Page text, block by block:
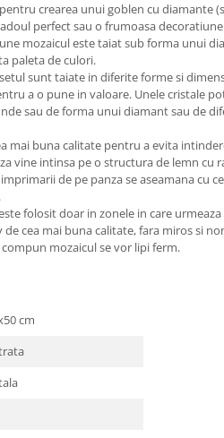
crearea unui goblen cu diamante
perfect sau o frumoasa
mozaicul este taiat sub forma unui
paleta de culori.
sunt taiate in diferite forme si
a o pune in valoare. Unele cristale
sau de forma unui diamant sau de
mai buna calitate pentru a evita
vine intinsa pe o structura de lemn cu
de pe panza se aseamana cu
folosit doar in zonele in care urmeaza
cea mai buna calitate, fara miros si
mozaicul se vor lipi ferm.
cm